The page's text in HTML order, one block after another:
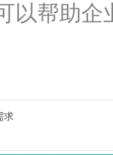
以帮助
求